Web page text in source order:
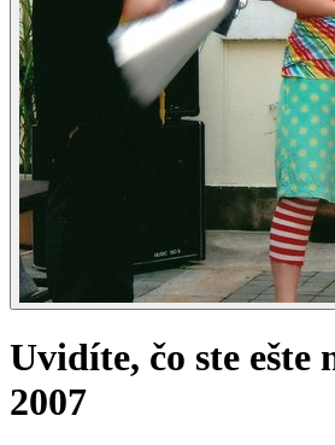
Uvidíte, čo ste ešte
2007